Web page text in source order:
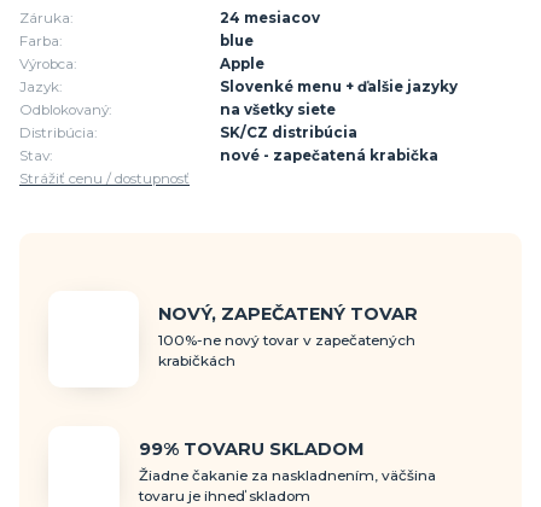
Záruka:
24 mesiacov
Farba:
blue
Výrobca:
Apple
Jazyk:
Slovenké menu + ďalšie jazyky
Odblokovaný:
na všetky siete
Distribúcia:
SK/CZ distribúcia
Stav:
nové - zapečatená krabička
Strážiť cenu / dostupnosť
NOVÝ, ZAPEČATENÝ TOVAR
100%-ne nový tovar v zapečatených
krabičkách
99% TOVARU SKLADOM
Žiadne čakanie za naskladnením, väčšina
tovaru je ihneď skladom